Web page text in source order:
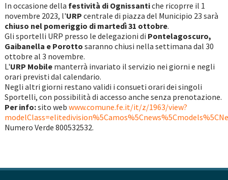
In occasione della festività di Ognissantiche ricoprre il 1
novembre 2023, l'URP centrale di piazza del Municipio 23 sarà
chiuso nel pomeriggio di martedì 31 ottobre.
Gli sportelli URP presso le delegazioni di Pontelagoscuro,
Gaibanella e Porotto saranno chiusi nella settimana dal 30
ottobre al 3 novembre.
L'URP Mobilemanterrà invariato il servizio nei giorni e negli
orari previsti dal calendario.
Negli altri giorni restano validi i consueti orari dei singoli
Sportelli, con possibilità di accesso anche senza prenotazione.
Per info:sito web www.comune.fe.it/it/z/1963/view?
Numero Verde 800532532.